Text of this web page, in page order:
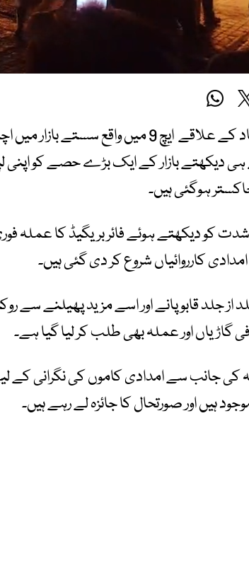
اسلام آباد کے علاقے ایچ 9 میں
دیکھتے بازار کے ایک بڑے حصے کو
ہوگئی ہیں۔
کو دیکھتے ہوئے فائر بریگیڈ کا عملہ فوری
کارروائیاں شروع کر دی گئی ہیں۔
گاڑیاں اور عملہ بھی طلب کر لیا گیا ہے۔
کی جانب سے امدادی کاموں کی نگرانی
ہیں اور صورتحال کا جائزہ لے رہے ہیں۔